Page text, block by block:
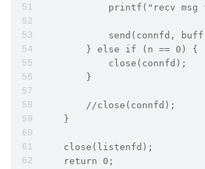
printf("recv msg
send(connfd,
        } else if (n == 0) {
            close(connfd);
        }
        //close(connfd);
    }
    close(listenfd);
    return 0;